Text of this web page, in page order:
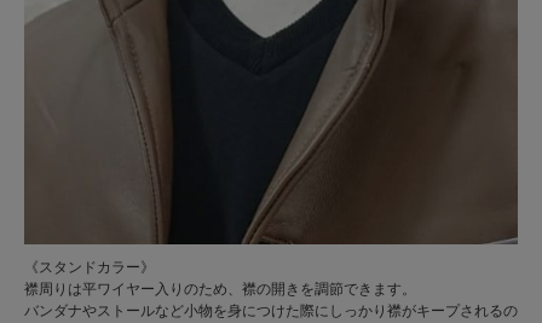
《スタンドカラー》
襟周りは平ワイヤー入りのため、襟の開きを調節できます。
バンダナやストールなど小物を身につけた際にしっかり襟がキープされるの